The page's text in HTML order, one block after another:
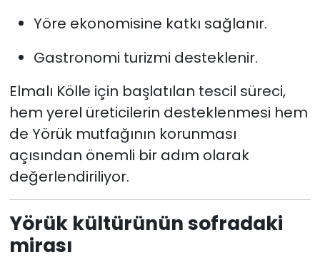
Yöre ekonomisine katkı sağlanır.
Gastronomi turizmi desteklenir.
Elmalı Kölle için başlatılan tescil süreci,
hem yerel üreticilerin desteklenmesi hem
de Yörük mutfağının korunması
açısından önemli bir adım olarak
değerlendiriliyor.
Yörük kültürünün sofradaki
mirası